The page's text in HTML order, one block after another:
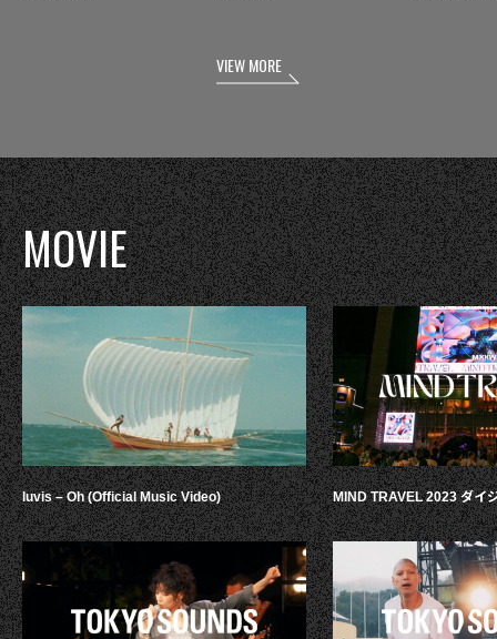
VIEW MORE
MOVIE
luvis – Oh (Official Music Video) MIND TRAVEL 2023 ダイ